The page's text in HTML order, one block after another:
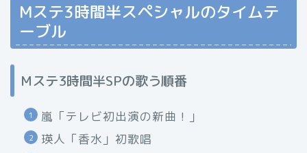
Mステ3時間半スペシャルのタイムテ
ーブル
Mステ3時間半SPの歌う順番
嵐「テレビ初出演の新曲！」
瑛人「香水」初歌唱